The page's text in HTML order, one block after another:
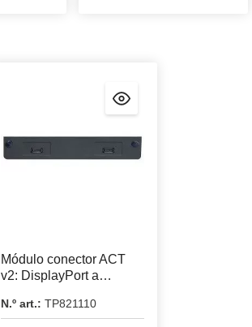
Módulo conector ACT
v2: DisplayPort a
N.º art.: TP821110